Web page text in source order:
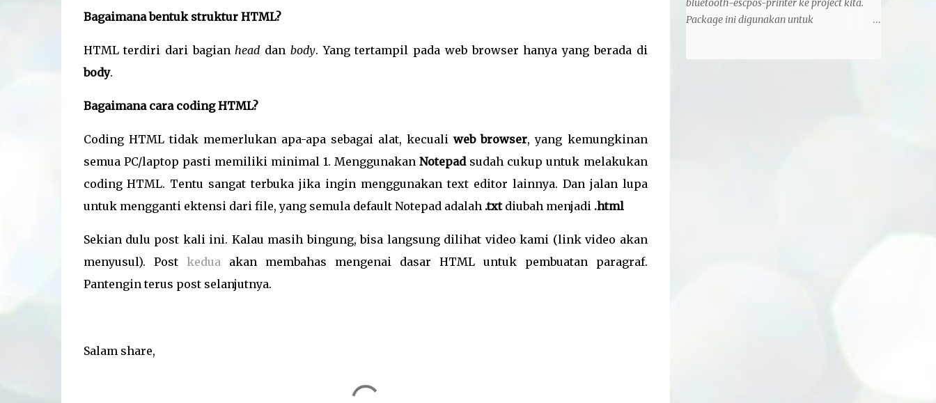
Bagaimana bentuk struktur HTML?
HTML terdiri dari bagianhead dan body. Yang tertampil pada web browser hanya yang berada di
body.
Bagaimana cara coding HTML?
Coding HTML tidak memerlukan apa-apa sebagai alat, kecualiweb browser, yang kemungkinan
semua PC/laptop pasti memiliki minimal 1. MenggunakanNotepadsudah cukup untuk melakukan
coding HTML. Tentu sangat terbuka jika ingin menggunakan text editor lainnya. Dan jalan lupa
untuk mengganti ektensi dari file, yang semula default Notepad adalah .txtdiubah menjadi .html
Sekian dulu post kali ini. Kalau masih bingung, bisa langsung dilihat video kami (link video akan
menyusul). Post keduaakan membahas mengenai dasar HTML untuk pembuatan paragraf.
Pantengin terus post selanjutnya.
Salam share,
di setting sebagai LAN/WAN , 1 port RJ11
bluetooth-escpos-printer ke project kita.
Package ini digunakan untuk